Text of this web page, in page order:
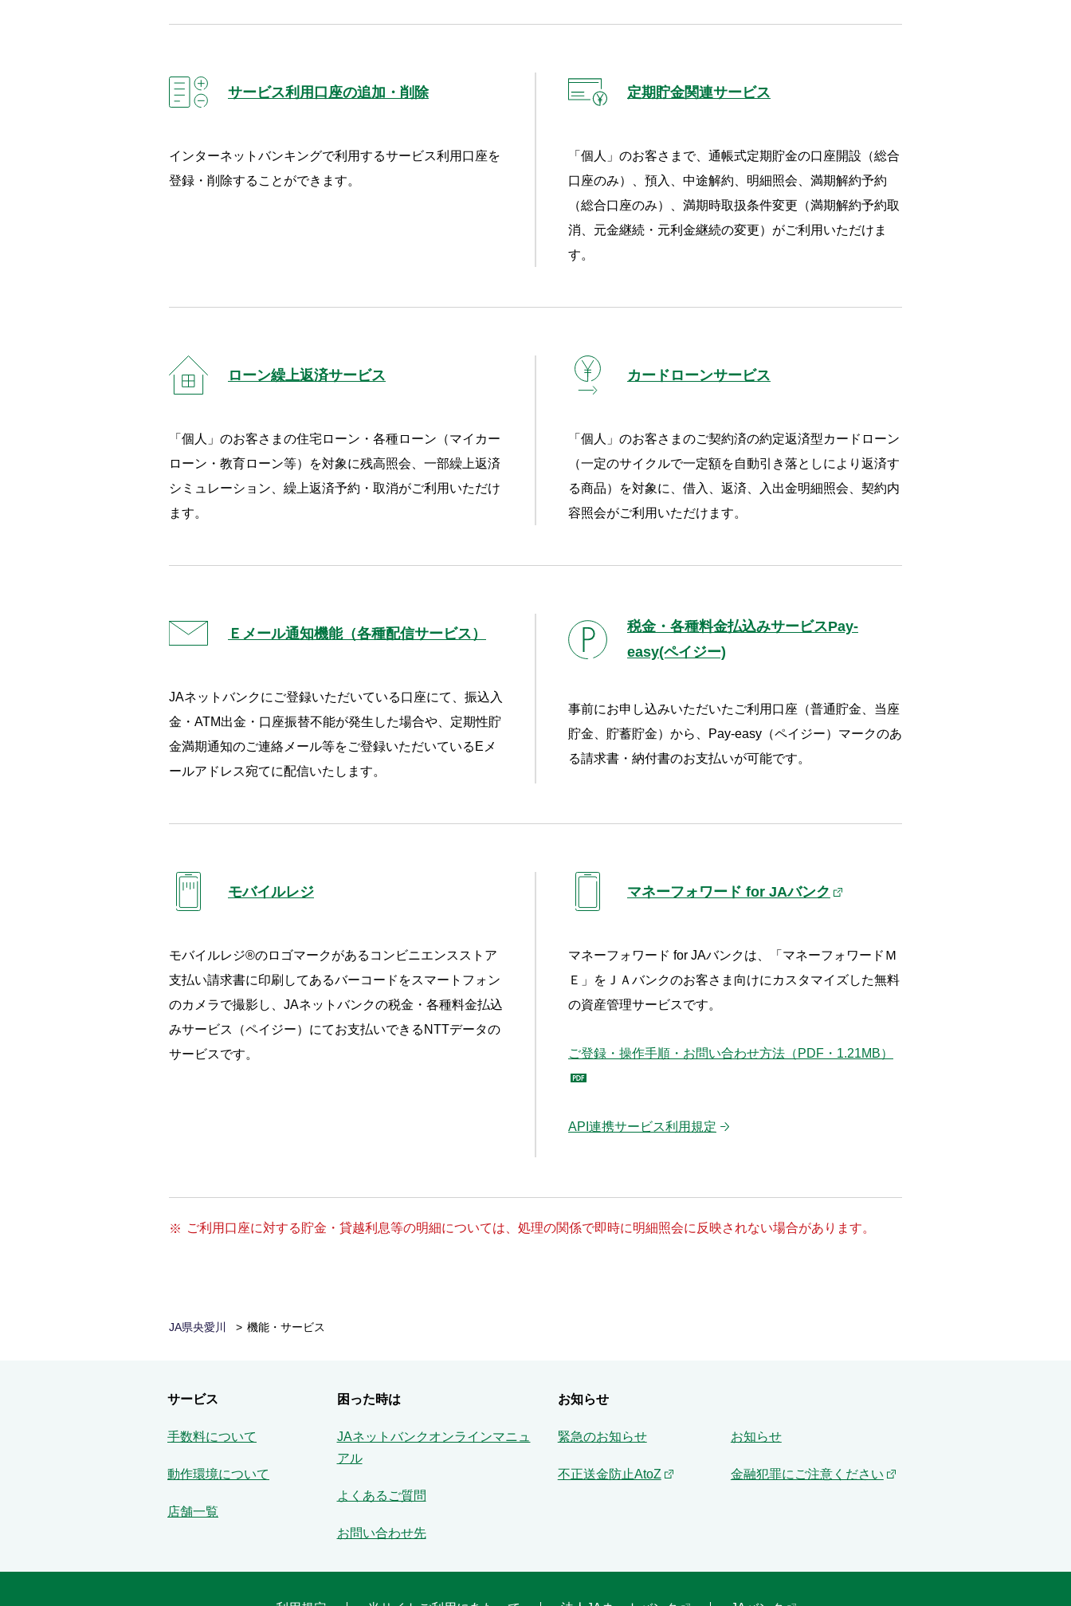
サービス利用口座の追加・削除
インターネットバンキングで利用するサービス利用口座を
登録・削除することができます。
定期貯金関連サービス
「個人」のお客さまで、通帳式定期貯金の口座開設（総合
口座のみ）、預入、中途解約、明細照会、満期解約予約
（総合口座のみ）、満期時取扱条件変更（満期解約予約取
消、元金継続・元利金継続の変更）がご利用いただけま
す。
ローン繰上返済サービス
「個人」のお客さまの住宅ローン・各種ローン（マイカー
ローン・教育ローン等）を対象に残高照会、一部繰上返済
シミュレーション、繰上返済予約・取消がご利用いただけ
ます。
カードローンサービス
「個人」のお客さまのご契約済の約定返済型カードローン
（一定のサイクルで一定額を自動引き落としにより返済す
る商品）を対象に、借入、返済、入出金明細照会、契約内
容照会がご利用いただけます。
Ｅメール通知機能（各種配信サービス）
JAネットバンクにご登録いただいている口座にて、振込入
金・ATM出金・口座振替不能が発生した場合や、定期性貯
金満期通知のご連絡メール等をご登録いただいているEメ
ールアドレス宛てに配信いたします。
税金・各種料金払込みサービスPay-
easy(ペイジー)
事前にお申し込みいただいたご利用口座（普通貯金、当座
貯金、貯蓄貯金）から、Pay-easy（ペイジー）マークのあ
る請求書・納付書のお支払いが可能です。
モバイルレジ
モバイルレジ®のロゴマークがあるコンビニエンスストア
支払い請求書に印刷してあるバーコードをスマートフォン
のカメラで撮影し、JAネットバンクの税金・各種料金払込
みサービス（ペイジー）にてお支払いできるNTTデータの
サービスです。
マネーフォワード for JAバンク
マネーフォワード for JAバンクは、「マネーフォワードＭ
Ｅ」をＪＡバンクのお客さま向けにカスタマイズした無料
の資産管理サービスです。
ご登録・操作手順・お問い合わせ方法（PDF・1.21MB）
API連携サービス利用規定
ご利用口座に対する貯金・貸越利息等の明細については、処理の関係で即時に明細照会に反映されない場合があります。
JA県央愛川 機能・サービス
サービス
手数料について
動作環境について
店舗一覧
困った時は
JAネットバンクオンラインマニュ
アル
よくあるご質問
お問い合わせ先
お知らせ
緊急のお知らせ お知らせ
不正送金防止AtoZ 金融犯罪にご注意ください